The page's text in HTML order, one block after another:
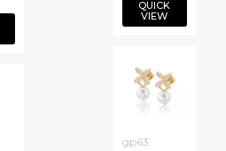
QUICK
VIEW
gp63